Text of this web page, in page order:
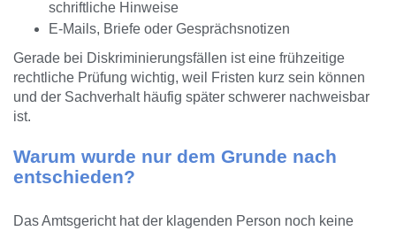
schriftliche Hinweise
E-Mails, Briefe oder Gesprächsnotizen
Gerade bei Diskriminierungsfällen ist eine frühzeitige
rechtliche Prüfung wichtig, weil Fristen kurz sein können
und der Sachverhalt häufig später schwerer nachweisbar
ist.
Warum wurde nur dem Grunde nach
entschieden?
Das Amtsgericht hat der klagenden Person noch keine